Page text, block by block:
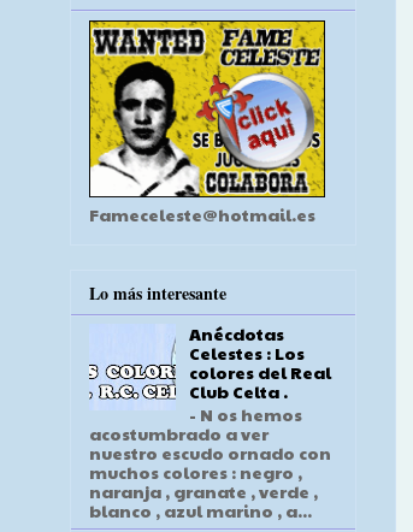
Fameceleste@hotmail.es
Lo más interesante
Anécdotas
Celestes : Los
colores del Real
Club Celta .
- N os hemos
acostumbrado a ver
nuestro escudo ornado con
muchos colores : negro ,
naranja , granate , verde ,
blanco , azul marino , a...